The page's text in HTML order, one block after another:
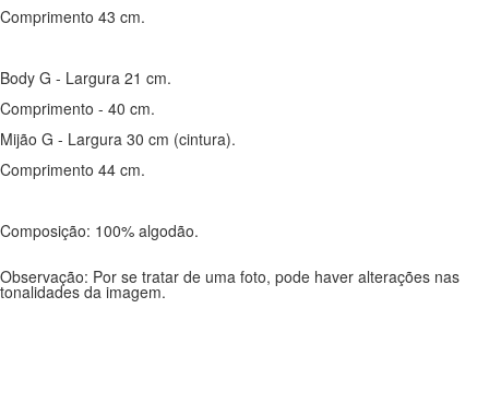
Comprimento 43 cm.
Body G - Largura 21 cm.
Comprimento - 40 cm.
Mijão G - Largura 30 cm (cintura).
Comprimento 44 cm.
Composição: 100% algodão.
Observação: Por se tratar de uma foto, pode haver alterações nas
tonalidades da imagem.